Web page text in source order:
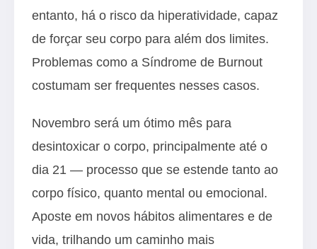
entanto, há o risco da hiperatividade, capaz
de forçar seu corpo para além dos limites.
Problemas como a Síndrome de Burnout
costumam ser frequentes nesses casos.
Novembro será um ótimo mês para
desintoxicar o corpo, principalmente até o
dia 21 — processo que se estende tanto ao
corpo físico, quanto mental ou emocional.
Aposte em novos hábitos alimentares e de
vida, trilhando um caminho mais